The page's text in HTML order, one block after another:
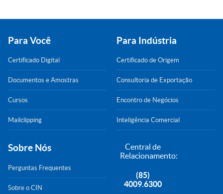
Para Você
Certificado Digital
Documentos e Amostras
Cursos
Mailclipping
Para Indústria
Certificado de Origem
Consultoria de Exportação
Encontro de Negócios
Inteligência Comercial
Sobre Nós
Perguntas Frequentes
Sobre o CIN
Central de
Relacionamento:
(85)
4009.6300